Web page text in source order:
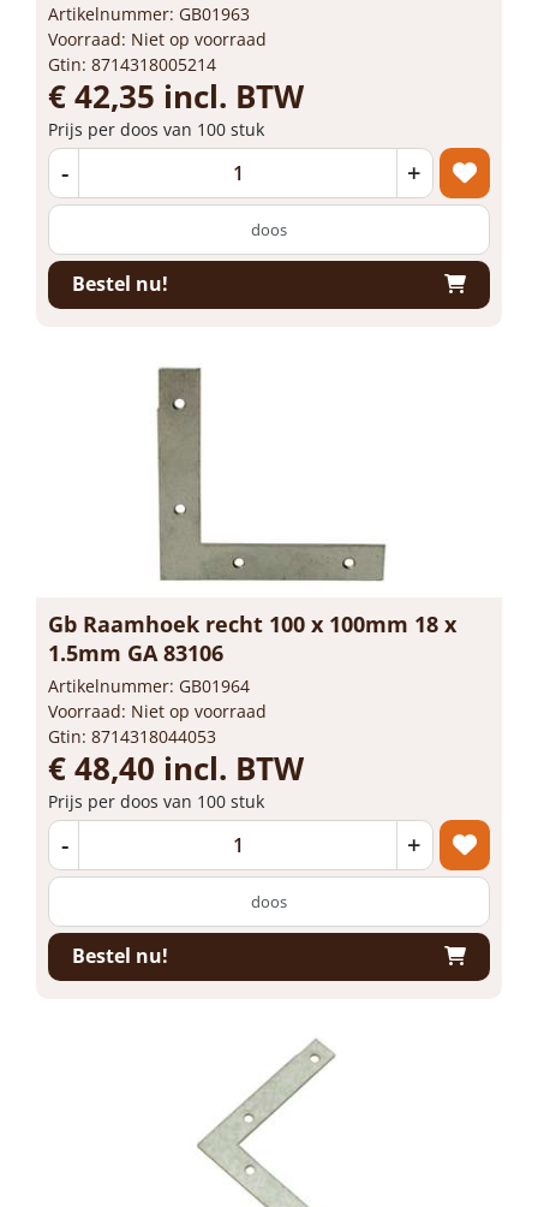
Artikelnummer: GB01963
Voorraad: Niet op voorraad
Gtin: 8714318005214
€ 42,35 incl. BTW
Prijs per doos van 100 stuk
- +
doos
Bestel nu!
Gb Raamhoek recht 100 x 100mm 18 x
1.5mm GA 83106
Artikelnummer: GB01964
Voorraad: Niet op voorraad
Gtin: 8714318044053
€ 48,40 incl. BTW
Prijs per doos van 100 stuk
- +
doos
Bestel nu!